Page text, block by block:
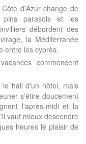
d'Azur change de
parasols et les
débordent des
la Méditerranée
entre les cyprès.
commencent
hall d'un hôtel, mais
s'étire doucement
l'après-midi et la
vaut mieux descendre
heures le plaisir de